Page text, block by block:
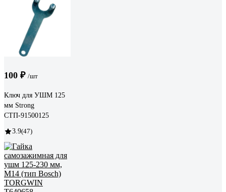
100 ₽ /шт
Ключ для УШМ 125
мм Strong
СТП-91500125
3.9(47)